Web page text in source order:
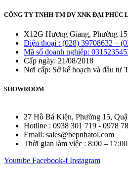
CÔNG TY TNHH TM DV XNK ĐẠI PHÚC
X12G Hương Giang, Phường
Điện thoại : (028) 39708632 –
Mã số doanh nghiệp:
Cấp ngày: 21/08/2018
Nơi cấp: Sở kế hoạch và đầu tư
SHOWROOM
27 Hồ Bá Kiện, Phường 15,
Hotline : 0938 301 719 - 0978
Email: sales@bepnhatoi.com
Thời gian làm việc : 8:00 –
Youtube Facebook-f Instagram